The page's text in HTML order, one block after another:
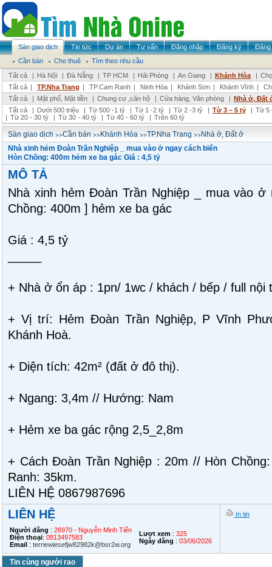
Sàn giao dịch Tin tức Dự án Tư vấn Đăng nhập Đăng ký
Đăng
Cần bán
Cho thuê
Tìm theo nhu cầu
Tất cả
| Hà Nội | Đà Nẵng | TP HCM | Hải Phòng | An Giang | Khánh Hòa |
Tất cả | TP.Nha Trang | TP.Cam Ranh | Ninh Hòa | Khánh Sơn | Khánh Vĩnh |
Tất cả
| Mặt phố, Mặt tiền | Chung cư ,căn hộ | Cửa hàng, Văn phòng | Nhà ở, Đất
Tất cả
| Dưới 500 triệu | Từ 500 -1 tỷ | Từ 1 -2 tỷ | Từ 2 -3 tỷ | Từ 3 – 5 tỷ | Từ 5
| Từ 20 - 30 tỷ | Từ 30 - 40 tỷ | Từ 40 - 60 tỷ | Trên 60 tỷ
Sàn giao dịch >>Cần bán >>Khánh Hòa >>TP.Nha Trang >>Nhà ở, Đất ở
Nhà xinh hẻm Đoàn Trần Nghiệp _ mua vào ở ngay cách biển
Hòn Chồng: 400m hẻm xe ba gác Giá : 4,5 tỷ
MÔ TẢ
Nhà xinh hẻm Đoàn Trần Nghiệp _ mua vào
Chồng: 400m ] hẻm xe ba gác
Giá : 4,5 tỷ
+ Nhà ở ổn áp : 1pn/ 1wc / khách / bếp / full nội
+ Vị trí: Hẻm Đoàn Trần Nghiệp, P Vĩnh
Khánh Hoà.
+ Diện tích: 42m² (đất ở đô thị).
+ Ngang: 3,4m // Hướng: Nam
+ Hẻm xe ba gác rộng 2,5_2,8m
+ Cách Đoàn Trần Nghiệp : 20m // Hòn
Ranh: 35km.
LIÊN HỆ 0867987696
LIÊN HỆ
Người đăng : 26970 - Nguyễn Minh Tiến
Điện thoại: 0813497583
Email : terriewiesefjw82982k@bsr2w.org
Lượt xem : 325
Ngày đăng : 03/06/2026
In tin
Tin cùng người rao